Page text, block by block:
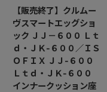
【販売終了】クルムー
ヴスマートエッグショ
ック ＪＪ－６００ Ｌｔ
ｄ・ＪＫ-６００／ＩＳ
ＯＦＩＸ ＪＪ-６００
Ｌｔｄ・ＪＫ-６００
インナークッション座